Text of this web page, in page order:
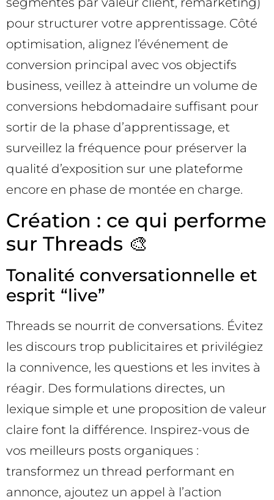
pour structurer votre apprentissage. Côté
optimisation, alignez l’événement de
conversion principal avec vos objectifs
business, veillez à atteindre un volume de
conversions hebdomadaire suffisant pour
sortir de la phase d’apprentissage, et
surveillez la fréquence pour préserver la
qualité d’exposition sur une plateforme
encore en phase de montée en charge.
Création : ce qui performe
sur Threads 🎨
Tonalité conversationnelle et
esprit “live”
Threads se nourrit de conversations. Évitez
les discours trop publicitaires et privilégiez
la connivence, les questions et les invites à
réagir. Des formulations directes, un
lexique simple et une proposition de valeur
claire font la différence. Inspirez-vous de
vos meilleurs posts organiques :
transformez un thread performant en
annonce, ajoutez un appel à l’action